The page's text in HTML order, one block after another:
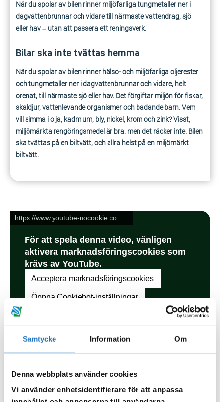
Samtycke Information Om
Denna webbplats använder cookies
Vi använder enhetsidentifierare för att anpassa
När du spolar av bilen rinner miljöfarliga tungmetaller ner i
dagvattenbrunnar och vidare till närmaste vattendrag, sjö
eller hav – utan att passera ett reningsverk.
Bilar ska inte tvättas hemma
När du spolar av bilen rinner hälso- och miljöfarliga oljerester
och tungmetaller ner i dagvattenbrunnar och vidare, helt
orenat, till närmaste sjö eller hav. Det förgiftar miljön för fiskar,
skaldjur, vattenlevande organismer och badande barn. Vem
vill simma i olja, kadmium, bly, nickel, krom och zink? Visst,
miljömärkta rengöringsmedel är bra, men det räcker inte. Bilen
ska tvättas på en biltvätt, och allra helst på en miljömärkt
biltvätt.
Om jag tvättar i garaget då?
Tvättar du bilen i garaget leds vattnet orenat till kommunens